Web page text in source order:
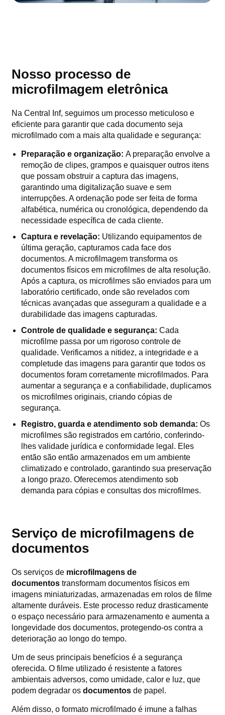
Nosso processo de
microfilmagem eletrônica
Na Central Inf, seguimos um processo meticuloso e
eficiente para garantir que cada documento seja
microfilmado com a mais alta qualidade e segurança:
Preparação e organização: A preparação envolve a
remoção de clipes, grampos e quaisquer outros itens
que possam obstruir a captura das imagens,
garantindo uma digitalização suave e sem
interrupções. A ordenação pode ser feita de forma
alfabética, numérica ou cronológica, dependendo da
necessidade específica de cada cliente.
Captura e revelação: Utilizando equipamentos de
última geração, capturamos cada face dos
documentos. A microfilmagem transforma os
documentos físicos em microfilmes de alta resolução.
Após a captura, os microfilmes são enviados para um
laboratório certificado, onde são revelados com
técnicas avançadas que asseguram a qualidade e a
durabilidade das imagens capturadas.
Controle de qualidade e segurança: Cada
microfilme passa por um rigoroso controle de
qualidade. Verificamos a nitidez, a integridade e a
completude das imagens para garantir que todos os
documentos foram corretamente microfilmados. Para
aumentar a segurança e a confiabilidade, duplicamos
os microfilmes originais, criando cópias de
segurança.
Registro, guarda e atendimento sob demanda: Os
microfilmes são registrados em cartório, conferindo-
lhes validade jurídica e conformidade legal. Eles
então são então armazenados em um ambiente
climatizado e controlado, garantindo sua preservação
a longo prazo. Oferecemos atendimento sob
demanda para cópias e consultas dos microfilmes.
Serviço de microfilmagens de
documentos
Os serviços de microfilmagens de
documentos transformam documentos físicos em
imagens miniaturizadas, armazenadas em rolos de filme
altamente duráveis. Este processo reduz drasticamente
o espaço necessário para armazenamento e aumenta a
longevidade dos documentos, protegendo-os contra a
deterioração ao longo do tempo.
Um de seus principais benefícios é a segurança
oferecida. O filme utilizado é resistente a fatores
ambientais adversos, como umidade, calor e luz, que
podem degradar os documentos de papel.
Além disso, o formato microfilmado é imune a falhas